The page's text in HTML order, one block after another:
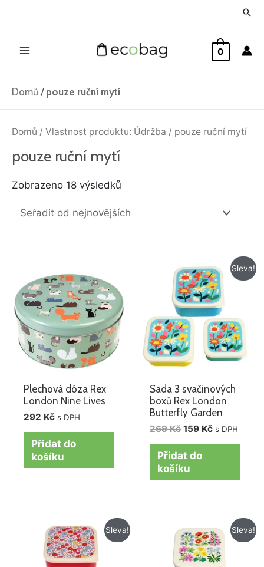
0
Domů / pouze ruční mytí
Domů / Vlastnost produktu: Údržba / pouze ruční mytí
pouze ruční mytí
Zobrazeno 18 výsledků
nejnovějších
Plechová dóza Rex
London Nine Lives
292 Kč s DPH
Přidat do
košíku
Sleva!
Sada 3 svačinových
boxů Rex London
Butterfly Garden
269Kč
Původní
cena
byla:
269 Kč.
159 Kč
Aktuální
cena
je:
159 Kč.
s DPH
Přidat do
košíku
Sleva!
Původní
cena
byla:
269 Kč.
Aktuální
cena
je:
159 Kč.
Sleva!
Původní
cena
byla:
269 Kč.
Aktuální
cena
je:
159 Kč.